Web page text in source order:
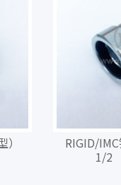
RIGID/IMC
1/